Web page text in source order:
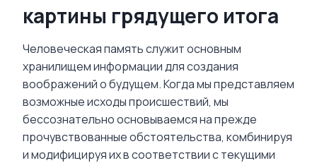
картины грядущего итога
Человеческая память служит основным
хранилищем информации для создания
воображений о будущем. Когда мы представляем
возможные исходы происшествий, мы
бессознательно основываемся на прежде
прочувствованные обстоятельства, комбинируя
и модифицируя их в соответствии с текущими